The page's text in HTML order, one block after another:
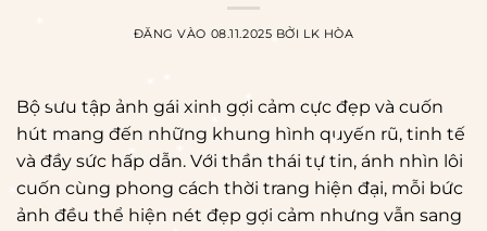
ĐĂNG VÀO 08.11.2025 BỞI LK HÒA
Bộ sưu tập ảnh gái xinh gợi cảm cực đẹp và cuốn
hút mang đến những khung hình quyến rũ, tinh tế
và đầy sức hấp dẫn. Với thần thái tự tin, ánh nhìn lôi
cuốn cùng phong cách thời trang hiện đại, mỗi bức
ảnh đều thể hiện nét đẹp gợi cảm nhưng vẫn sang